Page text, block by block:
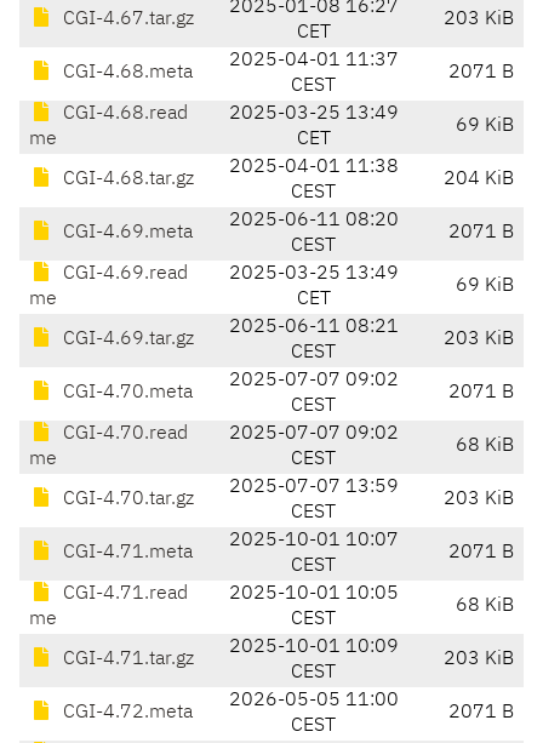
CGI-4.67.tar.gz
2025-01-08 16:27
CET
203 KiB
CGI-4.68.meta
2025-04-01 11:37
CEST
2071 B
CGI-4.68.read
me
2025-03-25 13:49
CET
69 KiB
CGI-4.68.tar.gz
2025-04-01 11:38
CEST
204 KiB
CGI-4.69.meta
2025-06-11 08:20
CEST
2071 B
CGI-4.69.read
me
2025-03-25 13:49
CET
69 KiB
CGI-4.69.tar.gz
2025-06-11 08:21
CEST
203 KiB
CGI-4.70.meta
2025-07-07 09:02
CEST
2071 B
CGI-4.70.read
me
2025-07-07 09:02
CEST
68 KiB
CGI-4.70.tar.gz
2025-07-07 13:59
CEST
203 KiB
CGI-4.71.meta
2025-10-01 10:07
CEST
2071 B
CGI-4.71.read
me
2025-10-01 10:05
CEST
68 KiB
CGI-4.71.tar.gz
2025-10-01 10:09
CEST
203 KiB
CGI-4.72.meta
2026-05-05 11:00
CEST
2071 B